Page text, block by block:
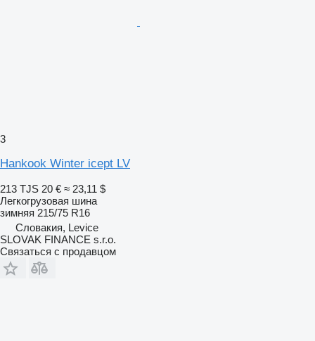
3
Hankook Winter icept LV
213 TJS 20 € ≈ 23,11 $
Легкогрузовая шина
зимняя 215/75 R16
Словакия, Levice
SLOVAK FINANCE s.r.o.
Связаться с продавцом